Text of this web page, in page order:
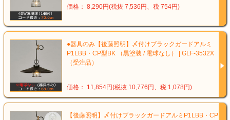
価格： 8,290円(税抜 7,536円、税 754円)
●器具のみ【後藤照明】〆付けブラックガードアルミ
P1LBB・CP型BK （黒塗装 / 電球なし） | GLF-3532X
（受注品）
価格： 11,854円(税抜 10,776円、税 1,078円)
【後藤照明】〆付けブラックガードアルミP1LBB・CP